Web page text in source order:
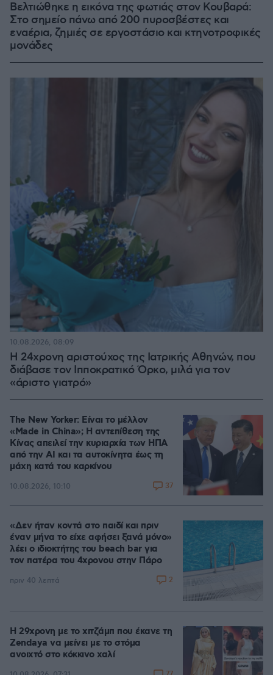
Βελτιώθηκε η εικόνα της φωτιάς στον Κουβαρά:
Στο σημείο πάνω από 200 πυροσβέστες και
εναέρια, ζημιές σε εργοστάσιο και κτηνοτροφικές
μονάδες
Η 24χρονη αριστούχος της Ιατρικής Αθηνών, που
διάβασε τον Ιπποκρατικό Όρκο, μιλά για τον
«άριστο γιατρό»
10.08.2026, 08:09
The New Yorker: Είναι το μέλλον
«Made in China»; Η αντεπίθεση της
Κίνας απειλεί την κυριαρχία των ΗΠΑ
από την ΑΙ και τα αυτοκίνητα έως τη
μάχη κατά του καρκίνου
10.08.2026, 10:10 37
«Δεν ήταν κοντά στο παιδί και πριν
έναν μήνα το είχε αφήσει ξανά μόνο»
λέει ο ιδιοκτήτης του beach bar για
τον πατέρα του 4χρονου στην Πάρο
πριν 40 λεπτά 2
Η 29χρονη με το χιτζάμπ που έκανε τη
Zendaya να μείνει με το στόμα
ανοιχτό στο κόκκινο χαλί